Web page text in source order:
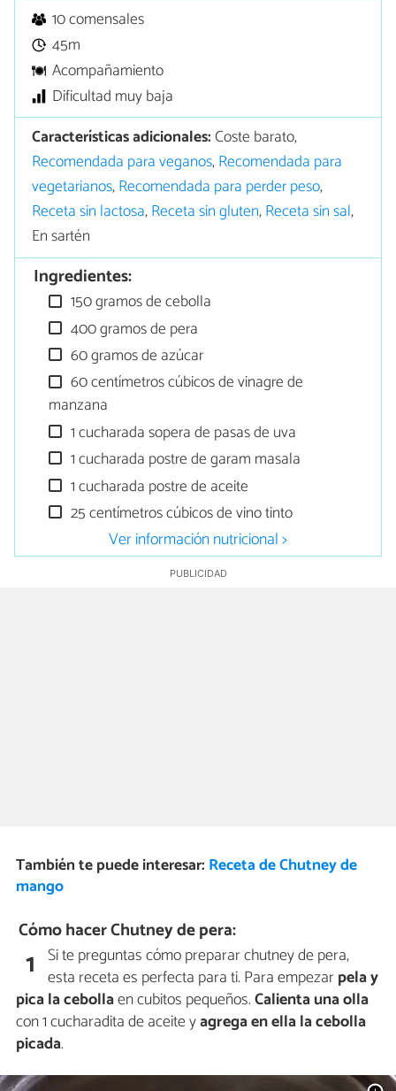
10 comensales
45m
Acompañamiento
Dificultad muy baja
Características adicionales:Coste barato,
Recomendada para veganos,Recomendada para
vegetarianos,Recomendada para perder peso,
Receta sin lactosa,Receta sin gluten,Receta sin sal,
En sartén
Ingredientes:
150 gramos de cebolla
400 gramos de pera
60 gramos de azúcar
60 centímetros cúbicos de vinagre de
manzana
1 cucharada sopera de pasas de uva
1 cucharada postre de garam masala
1 cucharada postre de aceite
25 centímetros cúbicos de vino tinto
Ver información nutricional >
También te puede interesar: Receta de Chutney de
mango
Cómo hacer Chutney de pera:
1 Si te preguntas cómo preparar chutney de pera,
esta receta es perfecta para ti. Para empezarpela y
pica la cebollaen cubitos pequeños.Calienta una olla
con 1 cucharadita de aceite yagrega en ella la cebolla
picada.